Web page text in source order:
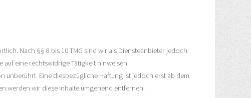
Nach §§ 8 bis 10 TMG sind wir als Diensteanbieter jedoch
eine rechtswidrige Tätigkeit hinweisen.
Eine diesbezügliche Haftung ist jedoch erst ab dem
werden wir diese Inhalte umgehend entfernen.